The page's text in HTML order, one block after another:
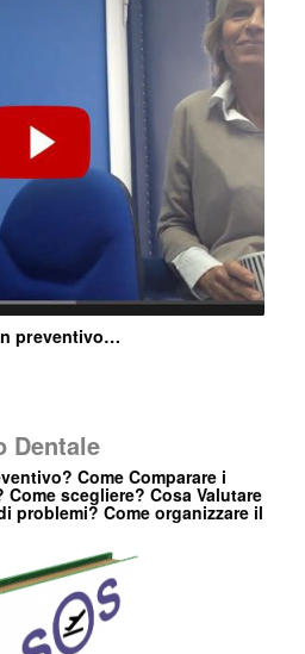
preventivo…
Dentale
Come Comparare i
Come scegliere? Cosa Valutare
problemi? Come organizzare il